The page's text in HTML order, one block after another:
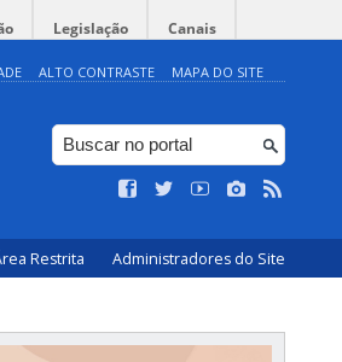
Legislação Canais
ALTO CONTRASTE MAPA DO SITE
Restrita Administradores do Site